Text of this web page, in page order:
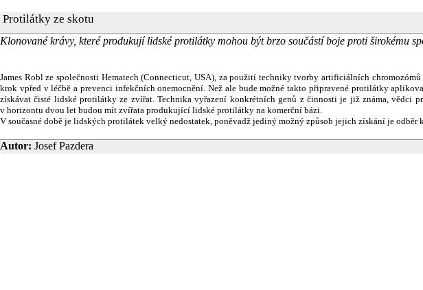
Protilátky ze skotu
Klonované krávy, které produkují lidské protilátky mohou být brzo součástí boje proti širokému
James Robl ze společnosti Hematech (Connecticut, USA), za použití techniky tvorby artificiálních
krok vpřed v léčbě a prevenci infekčních onemocnění. Než ale bude možné takto připravené protilátky
získávat čisté lidské protilátky ze zvířat. Technika vyřazení konkrétních genů z činnosti je již známa, vědci
v horizontu dvou let budou mít zvířata produkující lidské protilátky na komerční bázi.
V současné době je lidských protilátek velký nedostatek, poněvadž jediný možný způsob jejich získání je
Autor: Josef Pazdera